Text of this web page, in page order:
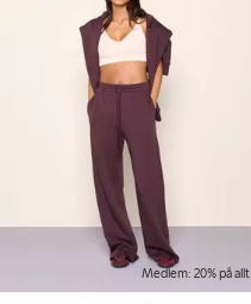
Medlem: 20% på allt